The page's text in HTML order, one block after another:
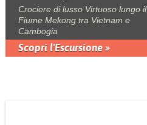
Crociere di lusso Virtuoso lungo il
Fiume Mekong tra Vietnam e
Cambogia
Scopri l'Escursione »